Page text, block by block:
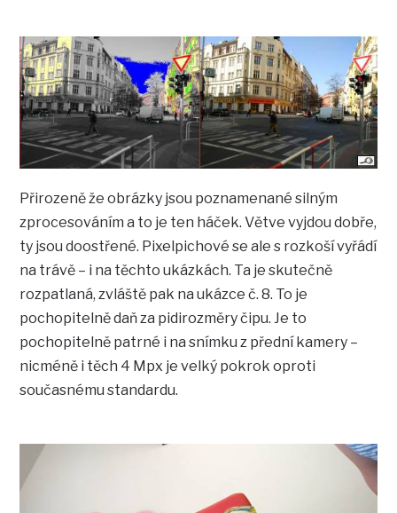
Přirozeně že obrázky jsou poznamenané silným
zprocesováním a to je ten háček. Větve vyjdou dobře,
ty jsou doostřené. Pixelpichové se ale s rozkoší vyřádí
na trávě – i na těchto ukázkách. Ta je skutečně
rozpatlaná, zvláště pak na ukázce č. 8. To je
pochopitelně daň za pidirozměry čipu. Je to
pochopitelně patrné i na snímku z přední kamery –
nicméně i těch 4 Mpx je velký pokrok oproti
současnému standardu.